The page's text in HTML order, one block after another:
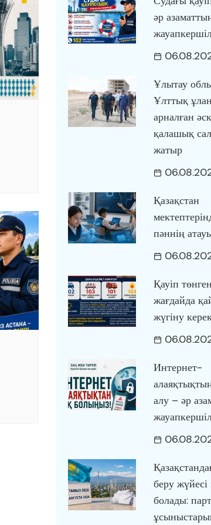
әр
Ұлытау
Ұлттық
арналған
қалашық
жатыр
Қазақстан
пәннің
Қауіп төнген
жағдайда
жүгіну
Интернет-
алу – әр
беру жүйесі
болады: